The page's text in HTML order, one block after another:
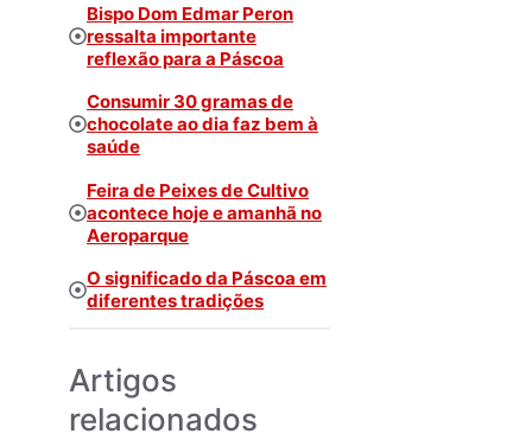
Bispo Dom Edmar Peron
ressalta importante
reflexão para a Páscoa
Consumir 30 gramas de
chocolate ao dia faz bem à
saúde
Feira de Peixes de Cultivo
acontece hoje e amanhã no
Aeroparque
O significado da Páscoa em
diferentes tradições
Artigos
relacionados